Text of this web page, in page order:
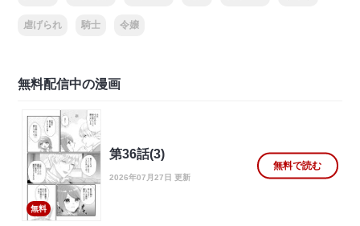
虐げられ 騎士 令嬢
無料配信中の漫画
無料
第36話(3)
2026年07月27日 更新
無料で読む